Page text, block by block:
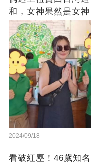
和，女神果然是女神
2024/09/18
看破紅塵！46歲知